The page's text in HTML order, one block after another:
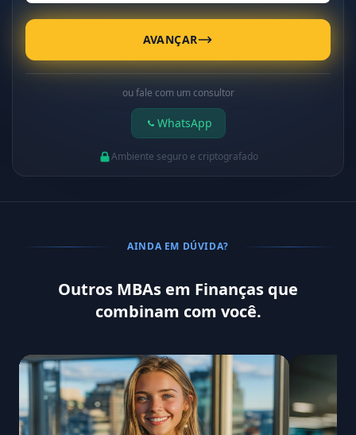
AVANÇAR
ou fale com um consultor
WhatsApp
Ambiente seguro e criptografado
AINDA EM DÚVIDA?
Outros MBAs em Finanças que
combinam com você.